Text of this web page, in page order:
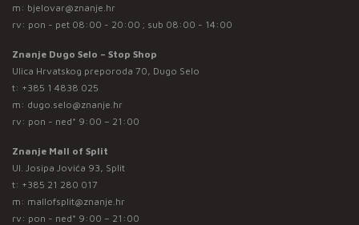
m: bjelovar@znanje.hr
rv: pon - pet 08:00 - 20:00 ; sub 08:00 - 14:00
Znanje Dugo Selo – Stop Shop
Ulica Hrvatskog preporoda 70, Dugo Selo
t: +385 1 4838 025
m: dugo.selo@znanje.hr
rv: pon - ned* 9:00 – 21:00
Znanje Mall of Split
Ul. Josipa Jovića 93, Split
t: +385 21 280 017
m: mallofsplit@znanje.hr
rv: pon - ned* 9:00 – 21:00